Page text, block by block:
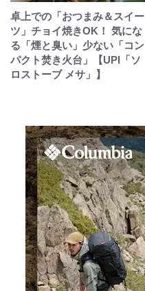
卓上での「おつまみ＆スイー
ツ」チョイ焼きOK！ 気にな
る「煙と臭い」少ない「コン
パクト焚き火台」【UPI「ソ
ロストーブ メサ」】